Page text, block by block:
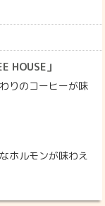
HOUSE」
りのコーヒーが味
ホルモンが味わえ